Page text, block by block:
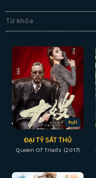
Từ khóa
Full
ĐẠI TỶ SÁT THỦ
Queen Of Triads (2017)